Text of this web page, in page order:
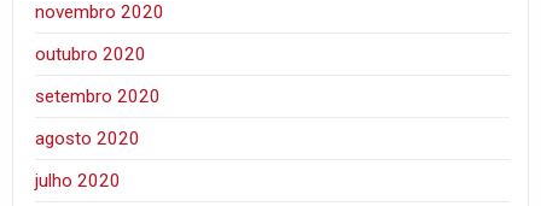
novembro 2020
outubro 2020
setembro 2020
agosto 2020
julho 2020